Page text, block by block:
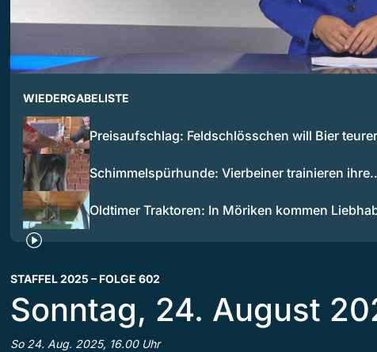
WIEDERGABELISTE
Preisaufschlag: Feldschlösschen will Bier
Schimmelspürhunde: Vierbeiner trainieren
Oldtimer Traktoren: In Möriken kommen
STAFFEL 2025 – FOLGE 602
Sonntag, 24. August
So 24. Aug. 2025, 16.00 Uhr